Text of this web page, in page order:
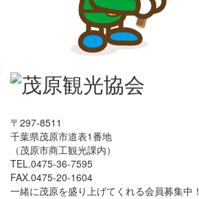
〒297-8511
千葉県茂原市道表1番地
（茂原市商工観光課内）
TEL.0475-36-7595
FAX.0475-20-1604
一緒に茂原を盛り上げてくれる会員募集中！